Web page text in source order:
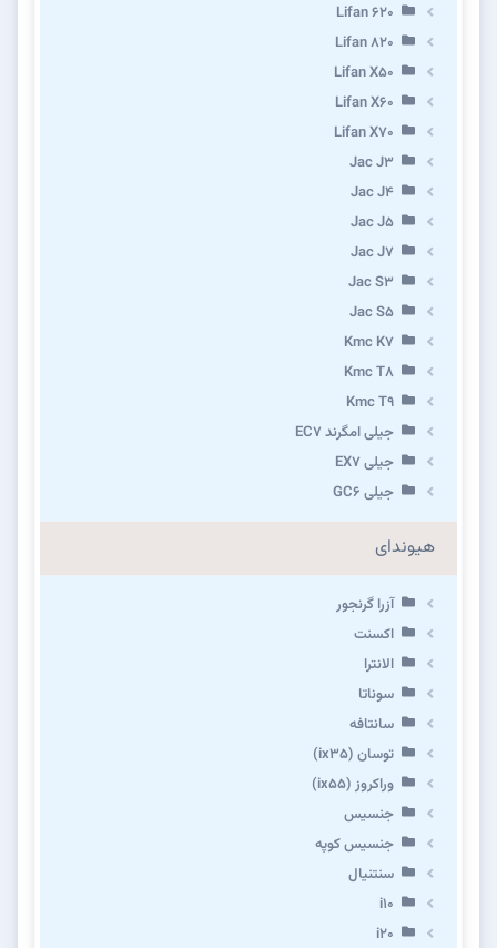
Lifan 620
Lifan 820
Lifan X50
Lifan X60
Lifan X70
Jac J3
Jac J4
Jac J5
Jac J7
Jac S3
Jac S5
Kmc K7
Kmc T8
Kmc T9
جیلی امگرند EC7
جیلی EX7
جیلی GC6
هیوندای
آزرا گرنجور
اکسنت
الانترا
سوناتا
سانتافه
توسان (ix35)
وراکروز (ix55)
جنسیس
جنسیس کوپه
سنتنیال
i10
i20